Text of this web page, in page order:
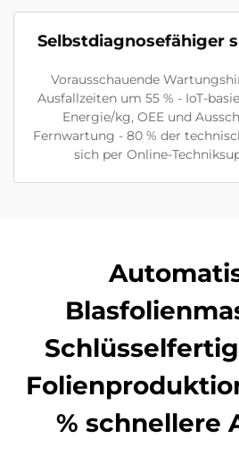
Selbstdiagnosefähiger
Vorausschauende
Ausfallzeiten um 55 % - IoT-
Energie/kg, OEE und
Fernwartung - 80 % der
sich per Online-
% schnellere